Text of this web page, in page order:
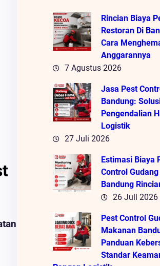
Rincian Biaya
Restoran Di
Cara
Anggarannya
7 Agustus 2026
Jasa Pest
Bandung:
Pengendalian
Logistik
27 Juli 2026
Estimasi Biaya
Control Gudang
Bandung
26 Juli 2026
Pest Control
Makanan
Panduan
Standar